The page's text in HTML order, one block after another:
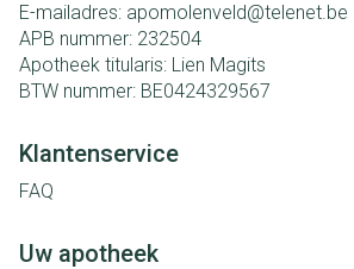
E-mailadres: apomolenveld@telenet.be
APB nummer: 232504
Apotheek titularis: Lien Magits
BTW nummer: BE0424329567
Klantenservice
FAQ
Uw apotheek